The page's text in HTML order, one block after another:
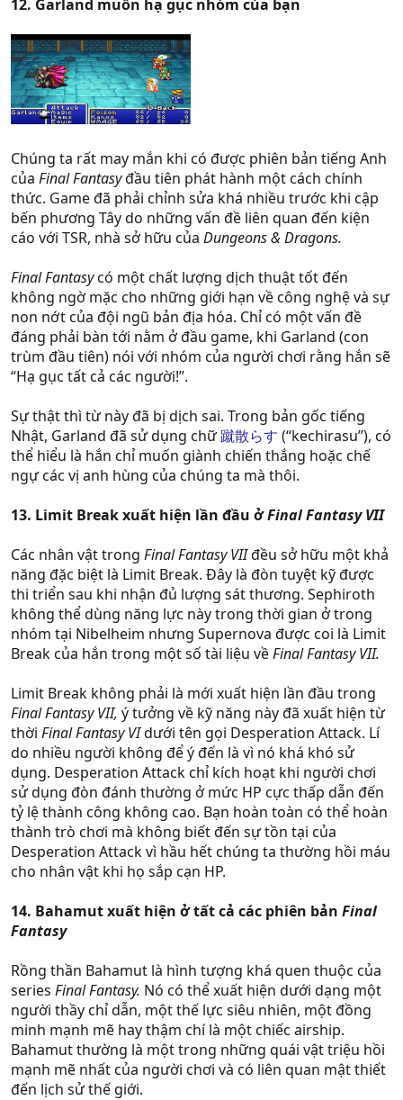
12. Garland muốn hạ gục nhóm của bạn
Chúng ta rất may mắn khi có được phiên bản tiếng Anh
của Final Fantasyđầu tiên phát hành một cách chính
thức. Game đã phải chỉnh sửa khá nhiều trước khi cập
bến phương Tây do những vấn đề liên quan đến kiện
cáo với TSR, nhà sở hữu của Dungeons & Dragons.
Final Fantasycó một chất lượng dịch thuật tốt đến
không ngờ mặc cho những giới hạn về công nghệ và sự
non nớt của đội ngũ bản địa hóa. Chỉ có một vấn đề
đáng phải bàn tới nằm ở đầu game, khi Garland (con
trùm đầu tiên) nói với nhóm của người chơi rằng hắn sẽ
“Hạ gục tất cả các người!”.
Sự thật thì từ này đã bị dịch sai. Trong bản gốc tiếng
Nhật, Garland đã sử dụng chữ蹴散らす (“kechirasu”), có
thể hiểu là hắn chỉ muốn giành chiến thắng hoặc chế
ngự các vị anh hùng của chúng ta mà thôi.
13. Limit Break xuất hiện lần đầu ởFinal Fantasy VII
Các nhân vật trong Final Fantasy VIIđều sở hữu một khả
năng đặc biệt là Limit Break. Đây là đòn tuyệt kỹ được
thi triển sau khi nhận đủ lượng sát thương. Sephiroth
không thể dùng năng lực này trong thời gian ở trong
nhóm tại Nibelheim nhưng Supernova được coi là Limit
Break của hắn trong một số tài liệu vềFinal Fantasy VII.
Limit Break không phải là mới xuất hiện lần đầu trong
Final Fantasy VII, ý tưởng về kỹ năng này đã xuất hiện từ
thời Final Fantasy VIdưới tên gọi Desperation Attack. Lí
do nhiều người không để ý đến là vì nó khá khó sử
dụng. Desperation Attack chỉ kích hoạt khi người chơi
sử dụng đòn đánh thường ở mức HP cực thấp dẫn đến
tỷ lệ thành công không cao. Bạn hoàn toàn có thể hoàn
thành trò chơi mà không biết đến sự tồn tại của
Desperation Attack vì hầu hết chúng ta thường hồi máu
cho nhân vật khi họ sắp cạn HP.
14. Bahamut xuất hiện ở tất cả các phiên bản Final
Fantasy
Rồng thần Bahamut là hình tượng khá quen thuộc của
series Final Fantasy. Nó có thể xuất hiện dưới dạng một
người thầy chỉ dẫn, một thế lực siêu nhiên, một đồng
minh mạnh mẽ hay thậm chí là một chiếc airship.
Bahamut thường là một trong những quái vật triệu hồi
mạnh mẽ nhất của người chơi và có liên quan mật thiết
đến lịch sử thế giới.